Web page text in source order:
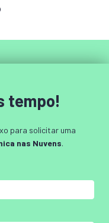
tempo!
para solicitar uma
nas Nuvens.